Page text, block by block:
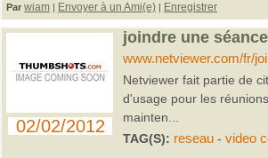
Par wiam | Envoyer à un Ami(e) | Enregistrer
02/02/2012
joindre une
www.netviewer.com/fr/
Netviewer fait partie de
d'usage pour les
mainten...
TAG(S): reseau- video